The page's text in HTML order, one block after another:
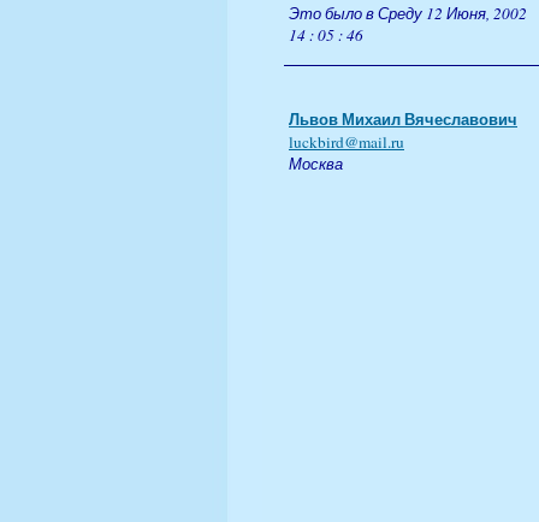
Это было в Среду 12 Июня, 2002
14 : 05 : 46
Львов Михаил Вячеславович
luckbird@mail.ru
Москва